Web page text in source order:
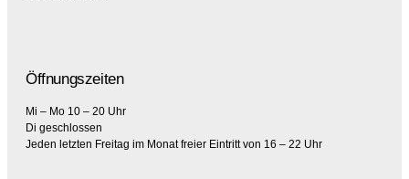
Öffnungszeiten
Mi – Mo 10 – 20 Uhr
Di geschlossen
Jeden letzten Freitag im Monat freier Eintritt von 16 – 22 Uhr